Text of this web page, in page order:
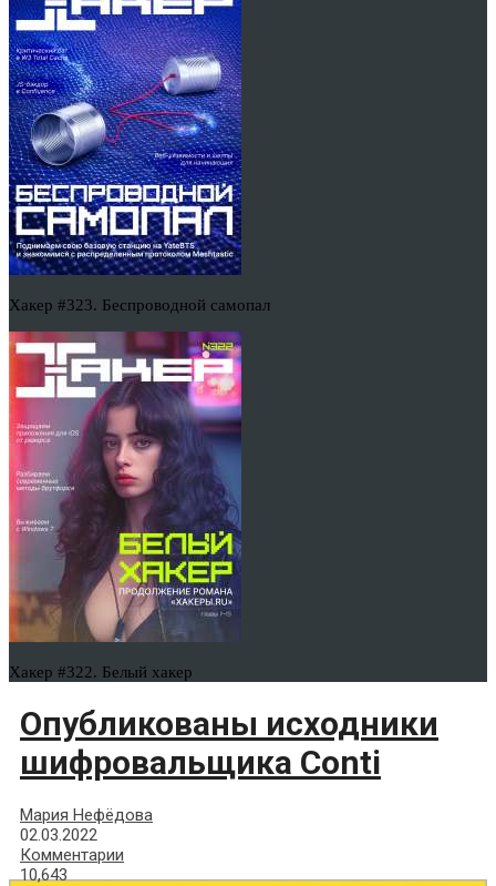
Хакер #323. Беспроводной самопал
Хакер #322. Белый хакер
Опубликованы исходники
шифровальщика Conti
Мария Нефёдова
02.03.2022
Комментарии
10,643